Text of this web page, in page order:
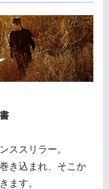
ススリラー。
き込まれ、そこか
ます。